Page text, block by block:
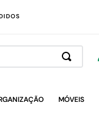
MÓVEIS